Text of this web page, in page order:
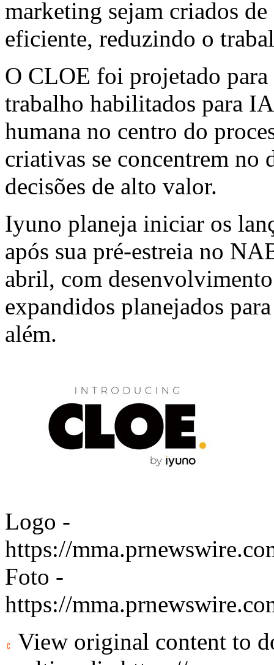
marketing sejam criados
eficiente, reduzindo o
O CLOE foi projetado
trabalho habilitados para
humana no centro do
criativas se concentrem no
decisões de alto valor.
Iyuno planeja iniciar os
após sua pré-estreia no
abril, com
expandidos planejados
além.
Logo -
https://
Foto -
https://
View original content to